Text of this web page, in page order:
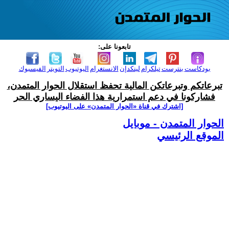
تابعونا على:
الفيسبوك التويتر اليوتيوب الانستغرام لينكدإن تيلكرامبنترست بودكاست
تبرعاتكم وتبرعاتكن المالية تحفظ استقلال الحوار المتمدن،
فشاركونا في دعم استمرارية هذا الفضاء اليساري الحر
[اشترك في قناة ‫«الحوار المتمدن» على اليوتيوب]
الحوار المتمدن - موبايل
الموقع الرئيسي